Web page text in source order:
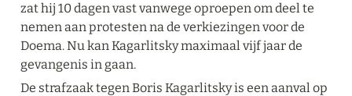
zat hij 10 dagen vast vanwege oproepen om deel te
nemen aan protesten na de verkiezingen voor de
Doema. Nu kan Kagarlitsky maximaal vijf jaar de
gevangenis in gaan.
De strafzaak tegen Boris Kagarlitsky is een aanval op